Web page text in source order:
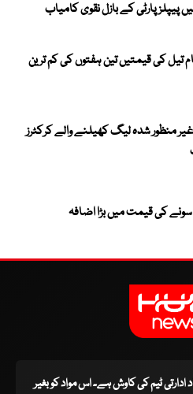
تیل کی قیمتیں تین ہفتوں کی کم ترین
منظور شدہ لیگ کھیلنے والے کرکٹرز
کی قیمت میں بڑا اضافہ
ادارتی ٹیم کی کاوش ہے۔ اس مواد کو بغیر